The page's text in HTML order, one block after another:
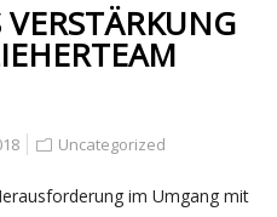
VERSTÄRKUNG
Uncategorized
im Umgang mit